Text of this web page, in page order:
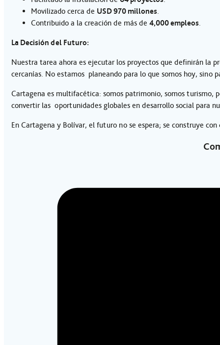
Movilizado cerca de USD 970 millones
Contribuido a la creación de más de 4,000 empleos
La Decisión del Futuro:
Nuestra tarea ahora es ejecutar los proyectos que definirán la
cercanías. No estamos planeando para lo que somos hoy, sino
Cartagena es multifacética: somos patrimonio, somos turismo,
convertir las oportunidades globales en desarrollo social para
En Cartagena y Bolívar, el futuro no se espera; se construye